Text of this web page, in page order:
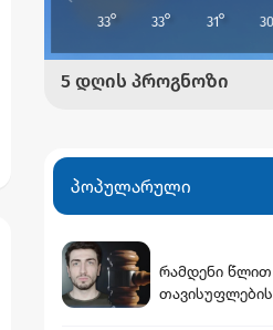
პოპულარული
რამდენი წლით
თავისუფლების